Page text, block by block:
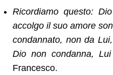
Ricordiamo questo:
accolgo il suo amore
condannato, non da
Dio non condanna,
Francesco.